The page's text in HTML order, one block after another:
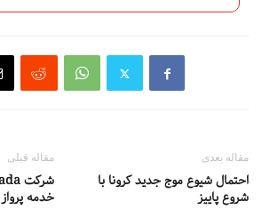
مقاله قبلی
خدمه پرواز
مقاله بعدی
احتمال شیوع موج جدید کرونا با
شروع پاییز